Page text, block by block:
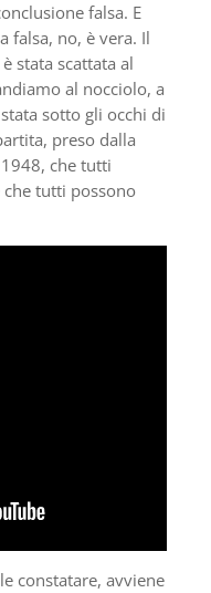
falsa. E
falsa, no, è vera. Il
stata scattata al
al nocciolo, a
sotto gli occhi di
preso dalla
che tutti
tutti possono
constatare, avviene